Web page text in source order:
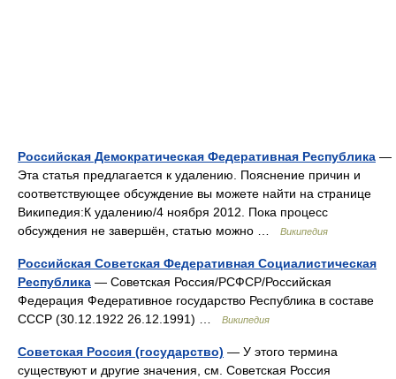
Российская Демократическая Федеративная Республика —
Эта статья предлагается к удалению. Пояснение причин и
соответствующее обсуждение вы можете найти на странице
Википедия:К удалению/4 ноября 2012. Пока процесс
обсуждения не завершён, статью можно …
Википедия
Российская Советская Федеративная Социалистическая
Республика — Советская Россия/РСФСР/Российская
Федерация Федеративное государство Республика в составе
СССР (30.12.1922 26.12.1991) …
Википедия
Советская Россия (государство) — У этого термина
существуют и другие значения, см. Советская Россия